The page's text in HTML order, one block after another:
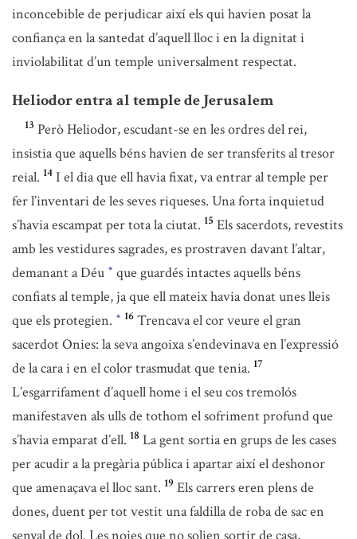
inconcebible de perjudicar així els qui havien posat la
confiança en la santedat d’aquell lloc i en la dignitat i
inviolabilitat d’un temple universalment respectat.
Heliodor entra al temple de Jerusalem
13 Però Heliodor, escudant-se en les ordres del rei,
insistia que aquells béns havien de ser transferits al tresor
reial. 14 I el dia que ell havia fixat, va entrar al temple per
fer l’inventari de les seves riqueses. Una forta inquietud
s’havia escampat per tota la ciutat. 15 Els sacerdots, revestits
amb les vestidures sagrades, es prostraven davant l’altar,
demanant a Déu * que guardés intactes aquells béns
confiats al temple, ja que ell mateix havia donat unes lleis
que els protegien. * 16 Trencava el cor veure el gran
sacerdot Onies: la seva angoixa s’endevinava en l’expressió
de la cara i en el color trasmudat que tenia. 17
L’esgarrifament d’aquell home i el seu cos tremolós
manifestaven als ulls de tothom el sofriment profund que
s’havia emparat d’ell. 18 La gent sortia en grups de les cases
per acudir a la pregària pública i apartar així el deshonor
que amenaçava el lloc sant. 19 Els carrers eren plens de
dones, duent per tot vestit una faldilla de roba de sac en